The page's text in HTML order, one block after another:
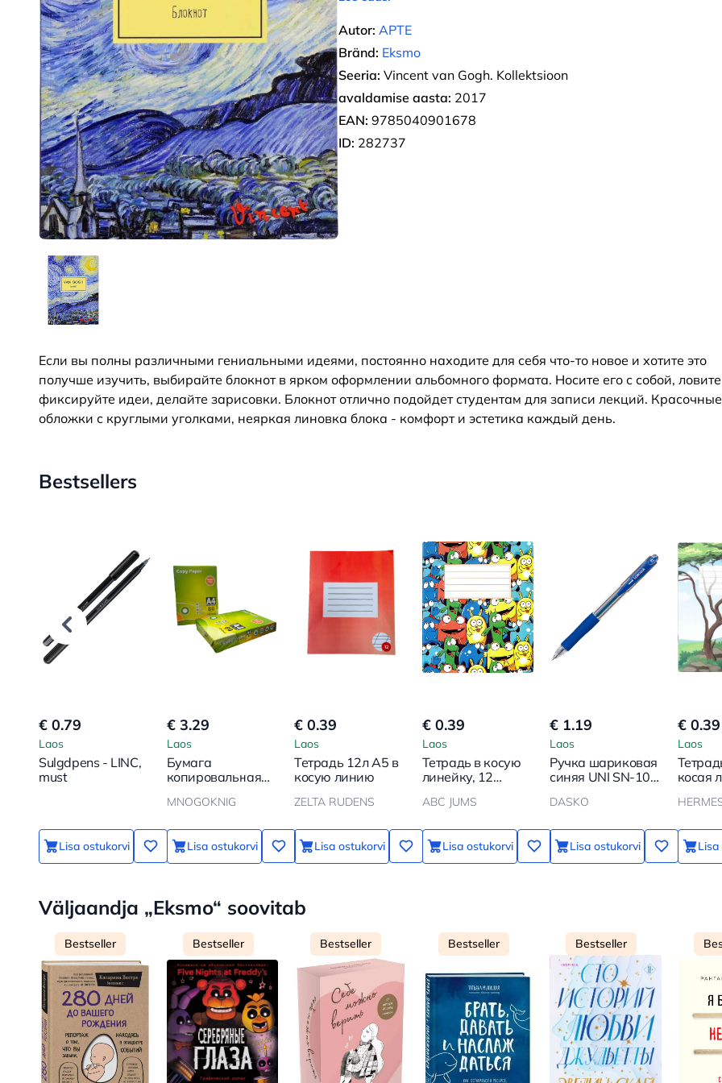
Autor: АРТЕ
Bränd: Eksmo
Seeria: Vincent van Gogh. Kollektsioon
avaldamise aasta: 2017
EAN: 9785040901678
ID: 282737
Если вы полны различными гениальными идеями, постоянно находите для себя что-то новое и хотите это
получше изучить, выбирайте блокнот в ярком оформлении альбомного формата. Носите его с собой,
фиксируйте идеи, делайте зарисовки. Блокнот отлично подойдет студентам для записи лекций. Красочные
обложки с круглыми уголками, неяркая линовка блока - комфорт и эстетика каждый день.
Bestsellers
€ 0.79
Laos
Sulgdpens - LINC,
must
Lisa ostukorvi
€ 3.29
Laos
Бумага
копировальная
DUPLEX PRINT
ecological
MNOGOKNIG
Lisa ostukorvi
€ 0.39
Laos
Тетрадь 12л А5 в
косую линию
ZELTA RUDENS
Lisa ostukorvi
€ 0.39
Laos
Тетрадь в косую
линейку, 12
ABC JUMS
Lisa ostukorvi
€ 1.19
Laos
Ручка шариковая
синяя UNI SN-100
DASKO
Lisa ostukorvi
€ 0.39
Laos
косая
Väljaandja „Eksmo“ soovitab
Bestseller Bestseller Bestseller Bestseller Bestseller